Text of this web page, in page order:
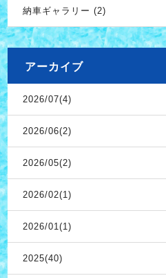
納車ギャラリー (2)
アーカイブ
2026/07(4)
2026/06(2)
2026/05(2)
2026/02(1)
2026/01(1)
2025(40)